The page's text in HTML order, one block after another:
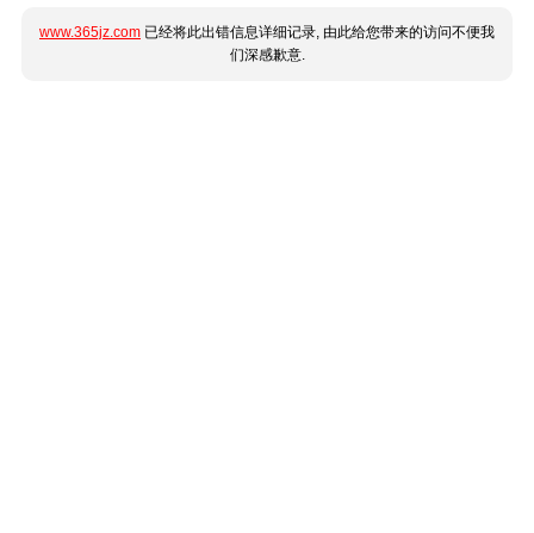
www.365jz.com 已经将此出错信息详细记录, 由此给您带来的访问不便我
们深感歉意.